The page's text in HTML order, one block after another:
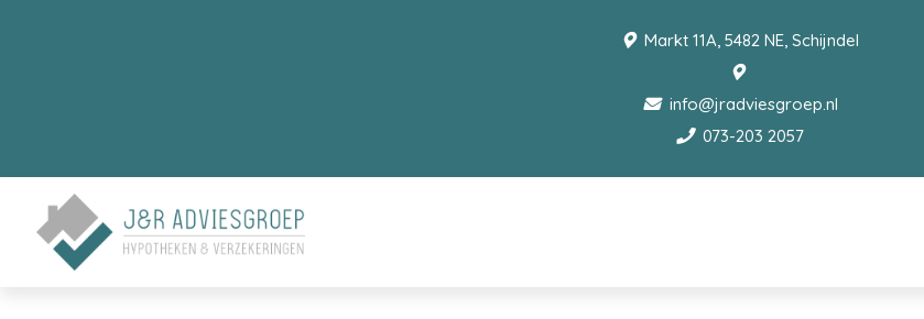
Markt 11A, 5482 NE, Schijndel
info@jradviesgroep.nl
073-203 2057